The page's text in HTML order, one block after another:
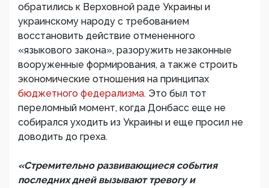
обратились к Верховной раде Украины и
украинскому народу с требованием
восстановить действие отмененного
«языкового закона», разоружить незаконные
вооруженные формирования, а также строить
экономические отношения на принципах
бюджетного федерализма. Это был тот
переломный момент, когда Донбасс еще не
собирался уходить из Украины и еще просил не
доводить до греха.
«Стремительно развивающиеся события
последних дней вызывают тревогу и